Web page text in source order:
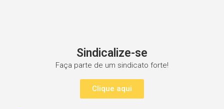
Sindicalize-se
Faça parte de um sindicato forte!
Clique aqui